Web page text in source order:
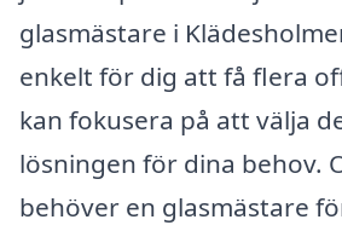
glasmästare i
enkelt för dig att få flera
kan fokusera på att välja
lösningen för dina behov.
behöver en glasmästare